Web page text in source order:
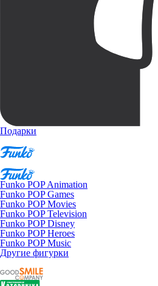
Подарки
Funko POP Animation
Funko POP Games
Funko POP Movies
Funko POP Television
Funko POP Disney
Funko POP Heroes
Funko POP Music
Другие фигурки